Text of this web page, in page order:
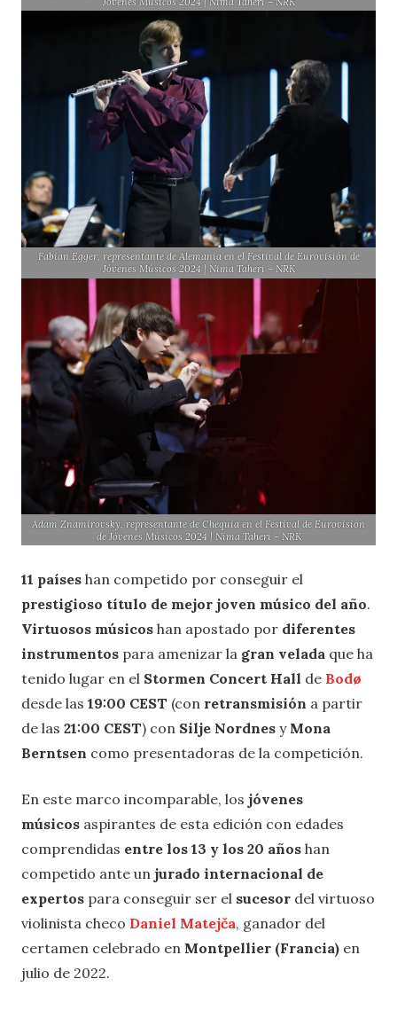
Fabian Egger, representante de Alemania en el Festival de Eurovisión de
Jóvenes Músicos 2024 | Nima Taheri – NRK
Adam Znamirovský, representante de Chequia en el Festival de Eurovisión
de Jóvenes Músicos 2024 | Nima Taheri – NRK
11 países han competido por conseguir el
prestigioso título de mejor joven músico del año.
Virtuosos músicos han apostado por diferentes
instrumentos para amenizar la gran velada que ha
tenido lugar en el Stormen Concert Hall de Bodø
desde las 19:00 CEST (con retransmisión a partir
de las 21:00 CEST) con Silje Nordnes yMona
Berntsen como presentadoras de la competición.
En este marco incomparable, los jóvenes
músicos aspirantes de esta edición con edades
comprendidas entre los 13 y los 20 años han
competido ante un jurado internacional de
expertos para conseguir ser el sucesor del virtuoso
violinista checo Daniel Matejča, ganador del
certamen celebrado en Montpellier (Francia) en
julio de 2022.